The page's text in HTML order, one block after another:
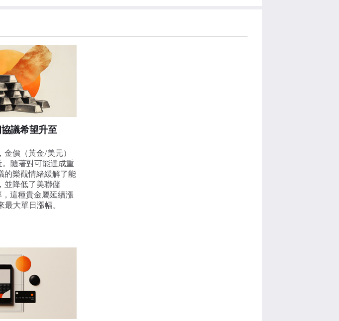
和作者將不承擔任何錯誤，遺漏或任何損
資顧問，本文內容無意提供任何投資建議。
議希望升至
價（黃金/美元）
隨著對可能達成重
的樂觀情緒緩解了能
並降低了美聯儲
，這種貴金屬延續漲
最大單日漲幅。